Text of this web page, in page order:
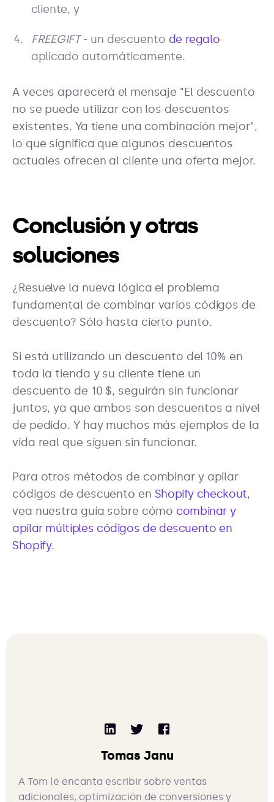
cliente, y
FREEGIFT- un descuento de regalo
aplicado automáticamente.
A veces aparecerá el mensaje "El descuento
no se puede utilizar con los descuentos
existentes. Ya tiene una combinación mejor",
lo que significa que algunos descuentos
actuales ofrecen al cliente una oferta mejor.
Conclusión y otras
soluciones
¿Resuelve la nueva lógica el problema
fundamental de combinar varios códigos de
descuento? Sólo hasta cierto punto.
Si está utilizando un descuento del 10% en
toda la tienda y su cliente tiene un
descuento de 10 $, seguirán sin funcionar
juntos, ya que ambos son descuentos a nivel
de pedido. Y hay muchos más ejemplos de la
vida real que siguen sin funcionar.
Para otros métodos de combinar y apilar
códigos de descuento en Shopify checkout,
vea nuestra guía sobre cómo combinar y
apilar múltiples códigos de descuento en
Shopify.
Tomas Janu
A Tom le encanta escribir sobre ventas
adicionales, optimización de conversiones y